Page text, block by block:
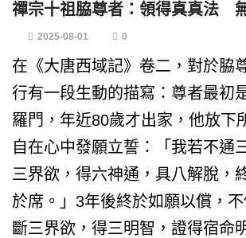
禪宗十祖脇尊者：領得真真法
2025-08-01 0
在《大唐西域記》卷二，對於脇
行有一段生動的描寫：尊者最初
羅門，年近80歲才出家，他放下
自在心中發願立誓：「我若不通
三界欲，得六神通，具八解脫，
於席。」3年後終於如願以償，不
斷三界欲，得三明智，證得宿命